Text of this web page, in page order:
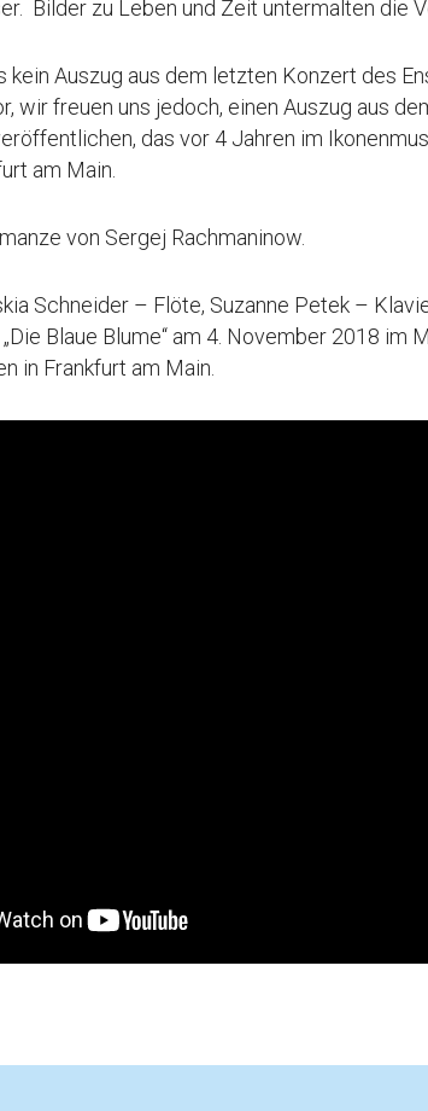
Bilder zu Leben und Zeit untermalten die
kein Auszug aus dem letzten Konzert des
wir freuen uns jedoch, einen Auszug aus
das vor 4 Jahren im
am Main.
von Sergej Rachmaninow.
Schneider – Flöte, Suzanne Petek –
Blaue Blume“ am 4. November 2018 im
in Frankfurt am Main.